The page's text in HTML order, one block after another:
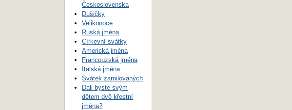
Československa
Dušičky
Velikonoce
Ruská jména
Církevní svátky
Americká jména
Francouzská jména
Italská jména
Svátek zamilovaných
Dali byste svým
dětem dvě křestní
jména?